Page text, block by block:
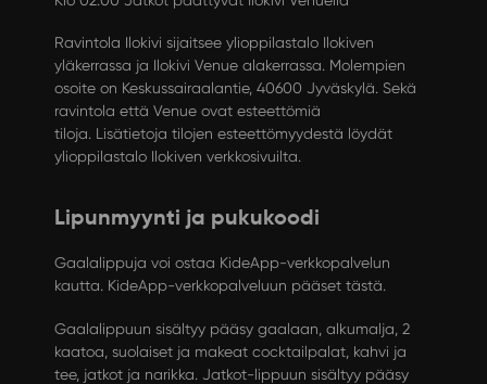
Ravintola Ilokivi sijaitsee ylioppilastalo Ilokiven
yläkerrassa ja Ilokivi Venue alakerrassa. Molempien
osoite on Keskussairaalantie, 40600 Jyväskylä. Sekä
ravintola että Venue ovat esteettömiä
tiloja. Lisätietoja tilojen esteettömyydestä löydät
ylioppilastalo Ilokiven verkkosivuilta.
Lipunmyynti ja pukukoodi
Gaalalippuja voi ostaa KideApp-verkkopalvelun
kautta. KideApp-verkkopalveluun pääset tästä.
Gaalalippuun sisältyy pääsy gaalaan, alkumalja, 2
kaatoa, suolaiset ja makeat cocktailpalat, kahvi ja
tee, jatkot ja narikka. Jatkot-lippuun sisältyy pääsy